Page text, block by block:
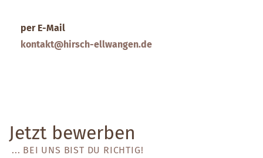
per E-Mail
kontakt@hirsch-ellwangen.de
Jetzt bewerben
... BEI UNS BIST DU RICHTIG!